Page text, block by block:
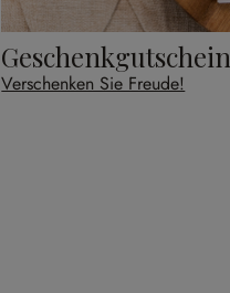
Geschenkgutschein
Verschenken Sie Freude!